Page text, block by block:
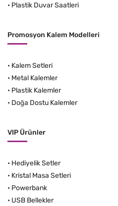
• Plastik Duvar Saatleri
Promosyon Kalem Modelleri
• Kalem Setleri
• Metal Kalemler
• Plastik Kalemler
• Doğa Dostu Kalemler
VIP Ürünler
• Hediyelik Setler
• Kristal Masa Setleri
• Powerbank
• USB Bellekler